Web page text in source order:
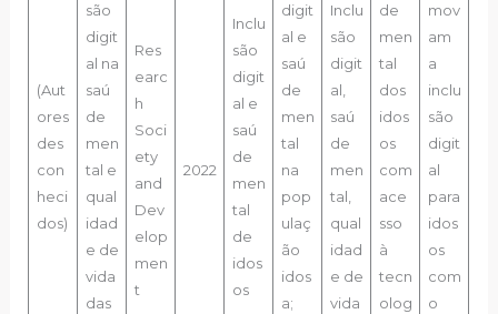
(Aut
ores
des
con
heci
dos)
são
digit
al na
saú
de
men
tal e
qual
idad
e de
vida
das
Res
earc
h
Soci
ety
and
Dev
elop
men
t
2022
Inclu
são
digit
al e
saú
de
men
tal
de
idos
os
digit
al e
saú
de
men
tal
na
pop
ulaç
ão
idos
a;
Inclu
são
digit
al,
saú
de
men
tal,
qual
idad
e de
vida
de
men
tal
dos
idos
os
com
ace
sso
à
tecn
olog
mov
am
a
inclu
são
digit
al
para
idos
os
com
o